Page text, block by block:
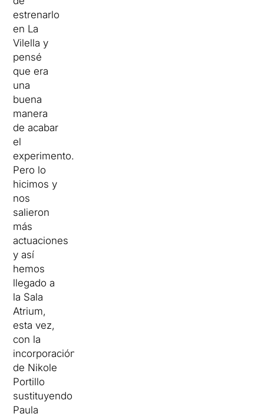
estrenarlo
en La
Vilella y
pensé
que era
una
buena
manera
de acabar
el
experimento.
Pero lo
hicimos y
nos
salieron
más
actuaciones
y así
hemos
llegado a
la Sala
Atrium,
esta vez,
con la
incorporación
de Nikole
Portillo
sustituyendo
Paula